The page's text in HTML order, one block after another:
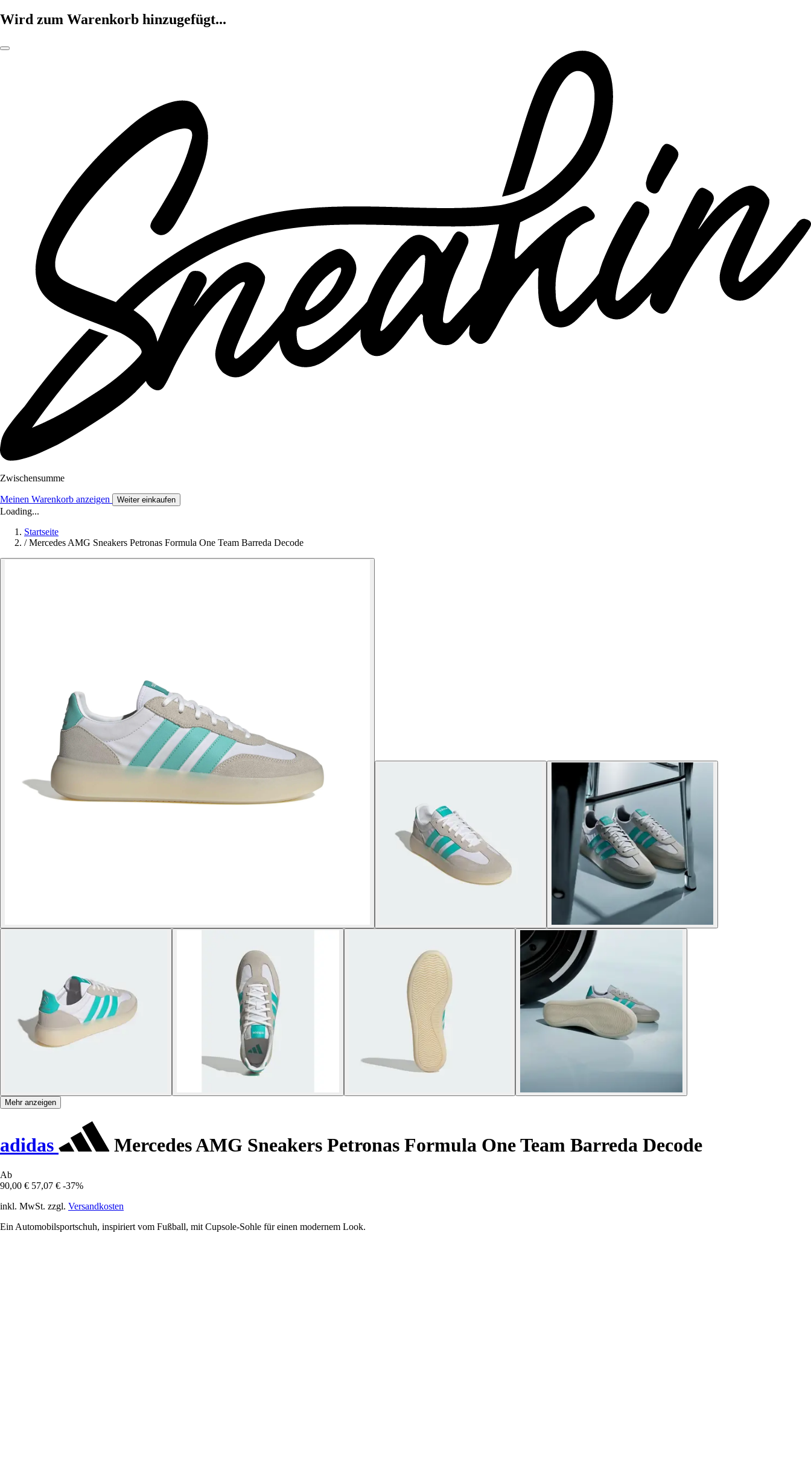
Wird zum Warenkorb hinzugefügt...
Zwischensumme
Meinen Warenkorb anzeigen Weiter einkaufen
Loading...
Startseite
/ Mercedes AMG Sneakers Petronas Formula One Team Barreda Decode
Mehr anzeigen
adidas Mercedes AMG Sneakers Petronas Formula One Team Barreda Decode
Ab
90,00 € 57,07 € -37%
inkl. MwSt. zzgl. Versandkosten
Ein Automobilsportschuh, inspiriert vom Fußball, mit Cupsole-Sohle für einen modernem Look.